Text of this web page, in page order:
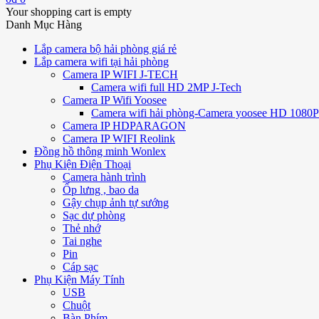
Your shopping cart is empty
Danh Mục Hàng
Lắp camera bộ hải phòng giá rẻ
Lắp camera wifi tại hải phòng
Camera IP WIFI J-TECH
Camera wifi full HD 2MP J-Tech
Camera IP Wifi Yoosee
Camera wifi hải phòng-Camera yoosee HD
Camera IP HDPARAGON
Camera IP WIFI Reolink
Đồng hồ thông minh Wonlex
Phụ Kiện Điện Thoại
Camera hành trình
Ốp lưng , bao da
Gậy chụp ảnh tự sướng
Sạc dự phòng
Thẻ nhớ
Tai nghe
Pin
Cáp sạc
Phụ Kiện Máy Tính
USB
Chuột